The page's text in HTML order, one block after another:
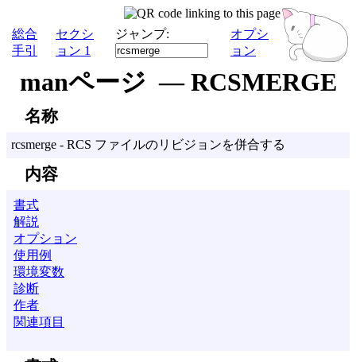
総合
手引
セクシ
ョン 1
ジャンプ:
オプシ
ョン
manページ — RCSMERGE
名称
rcsmerge - RCS ファイルのリビジョンを併合する
内容
書式
解説
オプション
使用例
環境変数
診断
作者
関連項目